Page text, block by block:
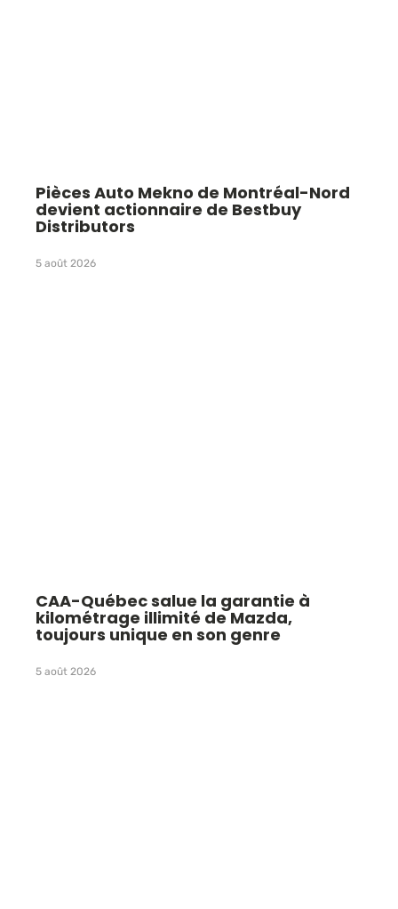
Pièces Auto Mekno de Montréal-Nord
devient actionnaire de Bestbuy
Distributors
5 août 2026
CAA-Québec salue la garantie à
kilométrage illimité de Mazda,
toujours unique en son genre
5 août 2026